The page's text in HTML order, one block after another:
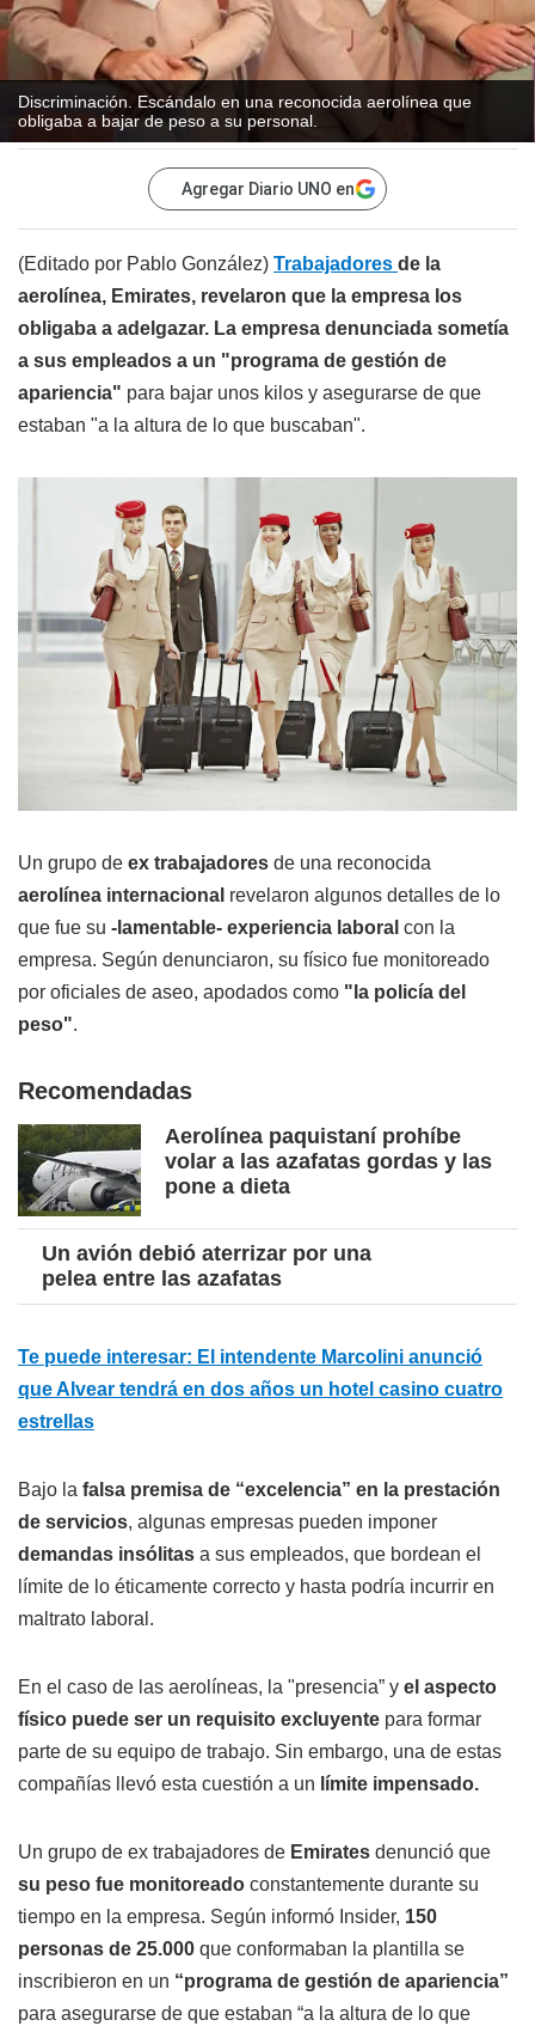
Discriminación. Escándalo en una reconocida aerolínea que
obligaba a bajar de peso a su personal.
Agregar Diario UNO en
(Editado por Pablo González) Trabajadores de la
aerolínea, Emirates, revelaron que la empresa los
obligaba a adelgazar. La empresa denunciada sometía
a sus empleados a un "programa de gestión de
apariencia" para bajar unos kilos y asegurarse de que
estaban "a la altura de lo que buscaban".
Un grupo de ex trabajadores de una reconocida
aerolínea internacional revelaron algunos detalles de lo
que fue su -lamentable- experiencia laboral con la
empresa. Según denunciaron, su físico fue monitoreado
por oficiales de aseo, apodados como "la policía del
peso".
Recomendadas
Aerolínea paquistaní prohíbe
volar a las azafatas gordas y las
pone a dieta
Un avión debió aterrizar por una
pelea entre las azafatas
Te puede interesar: El intendente Marcolini anunció
que Alvear tendrá en dos años un hotel casino cuatro
estrellas
Bajo la falsa premisa de “excelencia” en la prestación
de servicios, algunas empresas pueden imponer
demandas insólitas a sus empleados, que bordean el
límite de lo éticamente correcto y hasta podría incurrir en
maltrato laboral.
En el caso de las aerolíneas, la "presencia” y el aspecto
físico puede ser un requisito excluyente para formar
parte de su equipo de trabajo. Sin embargo, una de estas
compañías llevó esta cuestión a un límite impensado.
Un grupo de ex trabajadores de Emirates denunció que
su peso fue monitoreado constantemente durante su
tiempo en la empresa. Según informó Insider, 150
personas de 25.000 que conformaban la plantilla se
inscribieron en un “programa de gestión de apariencia”
para asegurarse de que estaban “a la altura de lo que